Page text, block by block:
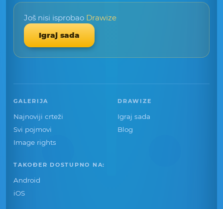
Još nisi isprobao Drawize
Igraj sada
GALERIJA
Najnoviji crteži
Svi pojmovi
Image rights
DRAWIZE
Igraj sada
Blog
TAKOĐER DOSTUPNO NA:
Android
iOS